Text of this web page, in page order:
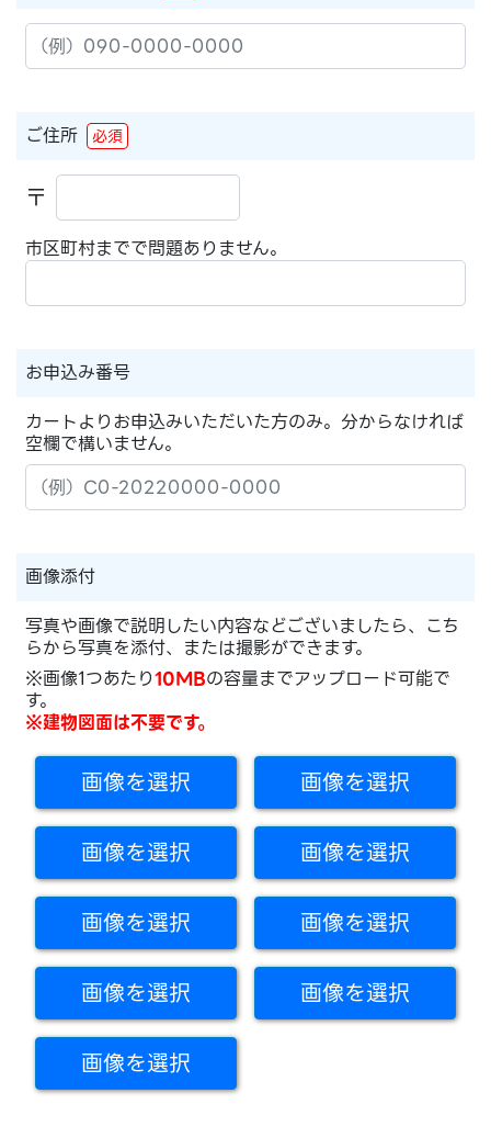
ご住所 必須
〒
市区町村までで問題ありません。
お申込み番号
カートよりお申込みいただいた方のみ。分からなければ
空欄で構いません。
画像添付
写真や画像で説明したい内容などございましたら、こち
らから写真を添付、または撮影ができます。
※画像1つあたり10MBの容量までアップロード可能で
す。
※建物図面は不要です。
画像を選択
画像を選択
画像を選択
画像を選択
画像を選択
画像を選択
画像を選択
画像を選択
画像を選択